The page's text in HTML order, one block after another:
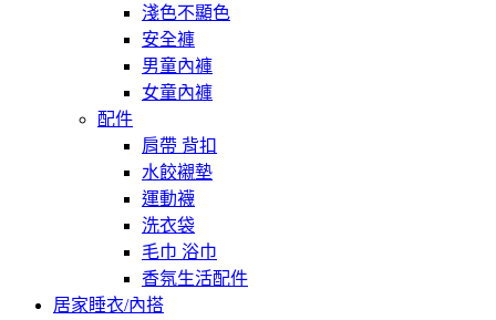
淺色不顯色
安全褲
男童內褲
女童內褲
配件
肩帶 背扣
水餃襯墊
運動襪
洗衣袋
毛巾 浴巾
香氛生活配件
居家睡衣/內搭